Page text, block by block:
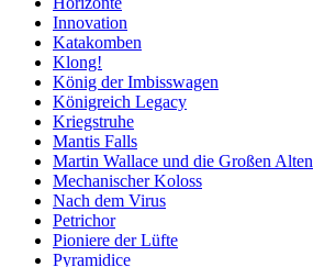
Innovation
Katakomben
Klong!
König der Imbisswagen
Königreich Legacy
Kriegstruhe
Mantis Falls
Martin Wallace und die Großen Alten
Mechanischer Koloss
Nach dem Virus
Petrichor
Pioniere der Lüfte
Pyramidice